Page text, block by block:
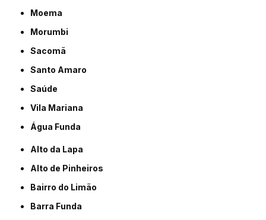
Moema
Morumbi
Sacomã
Santo Amaro
Saúde
Vila Mariana
Água Funda
Alto da Lapa
Alto de Pinheiros
Bairro do Limão
Barra Funda